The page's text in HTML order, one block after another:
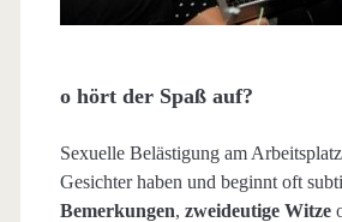
o hört der Spaß auf?
Sexuelle Belästigung am
Gesichter haben und beginnt oft
Bemerkungen, zweideutige Witze